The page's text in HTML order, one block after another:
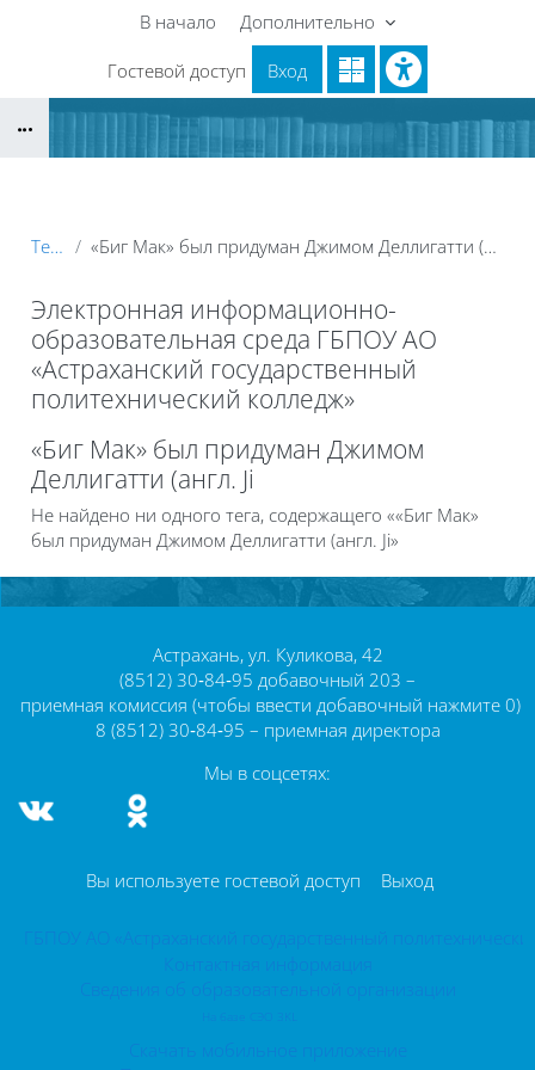
Перейти к основному содержанию
В начало Дополнительно
Гостевой доступ Вход
Теги «Биг Мак» был придуман Джимом Деллигатти (англ. Ji
Электронная информационно-
образовательная среда ГБПОУ АО
«Астраханский государственный
политехнический колледж»
Блоки
«Биг Мак» был придуман Джимом
Деллигатти (англ. Ji
Не найдено ни одного тега, содержащего ««Биг Мак»
был придуман Джимом Деллигатти (англ. Ji»
Астрахань, ул. Куликова, 42
(8512) 30‑84‑95 добавочный 203 –
приемная комиссия (чтобы ввести добавочный нажмите 0)
8 (8512) 30‑84‑95 – приемная директора
Мы в соцсетях:
Вы используете гостевой доступ Выход
ГБПОУ АО «Астраханский государственный
Контактная информация
Сведения об образовательной организации
Скачать мобильное приложение